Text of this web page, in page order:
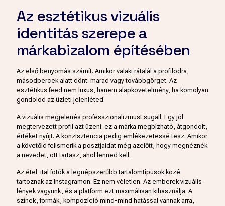
Az esztétikus vizuális
identitás szerepe a
márkabizalom építésében
Az első benyomás számít. Amikor valaki rátalál a profilodra,
másodpercek alatt dönt: marad vagy továbbgörget. Az
esztétikus feed nem luxus, hanem alapkövetelmény, ha komolyan
gondolod az üzleti jelenléted.
A vizuális megjelenés professzionalizmust sugall. Egy jól
megtervezett profil azt üzeni: ez a márka megbízható, átgondolt,
értéket nyújt. A konzisztencia pedig emlékezetessé tesz. Amikor
a követőid felismerik a posztjaidat még azelőtt, hogy megnéznék
a nevedet, ott tartasz, ahol lenned kell.
Az étel-ital fotók a legnépszerűbb tartalomtípusok közé
tartoznak az Instagramon. Ez nem véletlen. Az emberek vizuális
lények vagyunk, és a platform ezt maximálisan kihasználja. A
színek, formák, kompozíció mind-mind hatással vannak arra,